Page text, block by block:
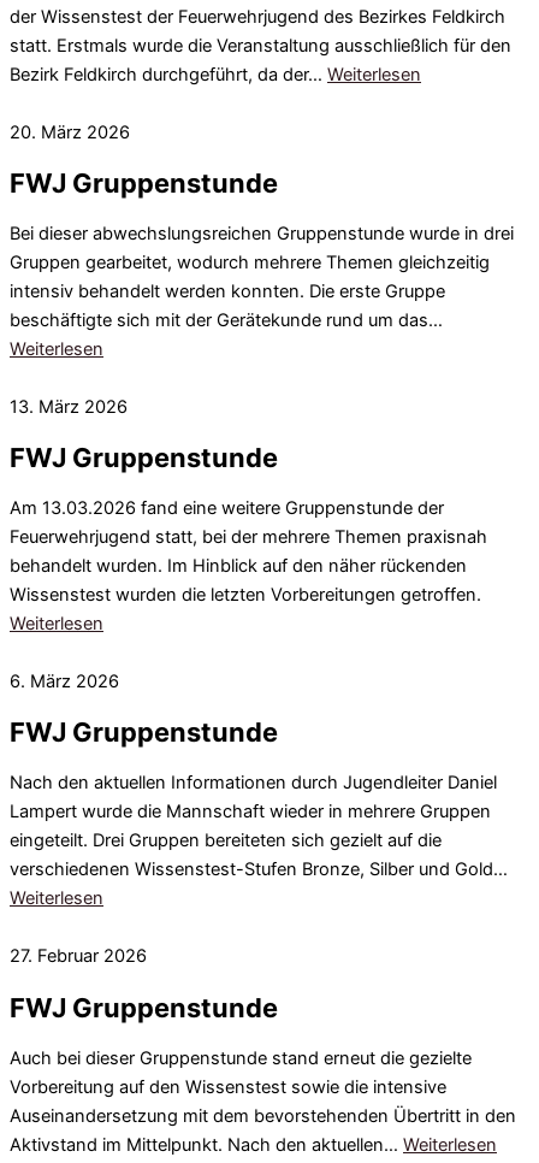
der Wissenstest der Feuerwehrjugend des Bezirkes Feldkirch
statt. Erstmals wurde die Veranstaltung ausschließlich für den
Bezirk Feldkirch durchgeführt, da der… Weiterlesen
20. März 2026
FWJ Gruppenstunde
Bei dieser abwechslungsreichen Gruppenstunde wurde in drei
Gruppen gearbeitet, wodurch mehrere Themen gleichzeitig
intensiv behandelt werden konnten. Die erste Gruppe
beschäftigte sich mit der Gerätekunde rund um das…
Weiterlesen
13. März 2026
FWJ Gruppenstunde
Am 13.03.2026 fand eine weitere Gruppenstunde der
Feuerwehrjugend statt, bei der mehrere Themen praxisnah
behandelt wurden. Im Hinblick auf den näher rückenden
Wissenstest wurden die letzten Vorbereitungen getroffen.
Weiterlesen
6. März 2026
FWJ Gruppenstunde
Nach den aktuellen Informationen durch Jugendleiter Daniel
Lampert wurde die Mannschaft wieder in mehrere Gruppen
eingeteilt. Drei Gruppen bereiteten sich gezielt auf die
verschiedenen Wissenstest-Stufen Bronze, Silber und Gold…
Weiterlesen
27. Februar 2026
FWJ Gruppenstunde
Auch bei dieser Gruppenstunde stand erneut die gezielte
Vorbereitung auf den Wissenstest sowie die intensive
Auseinandersetzung mit dem bevorstehenden Übertritt in den
Aktivstand im Mittelpunkt. Nach den aktuellen… Weiterlesen